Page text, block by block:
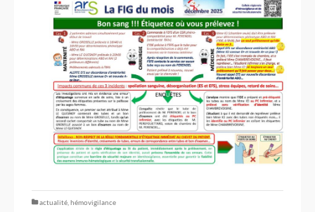
actualité hémovigilance